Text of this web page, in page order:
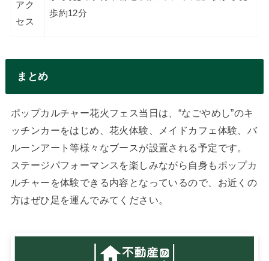
アク
セス
歩約12分
まとめ
ポップカルチャー花火フェス当日は、“なごやめし”のキ
ッチンカーをはじめ、花火体験、メイドカフェ体験、バ
ルーンアート等様々なブースが設置される予定です。
ステージパフォーマンスを楽しみながら自身もポップカ
ルチャーを体験できる内容となっているので、お近くの
方はぜひ足を運んでみてください。